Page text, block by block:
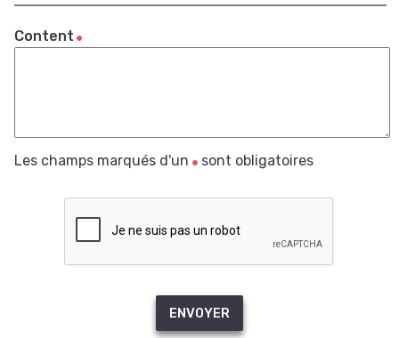
Content
Les champs marqués d'un sont obligatoires
ENVOYER